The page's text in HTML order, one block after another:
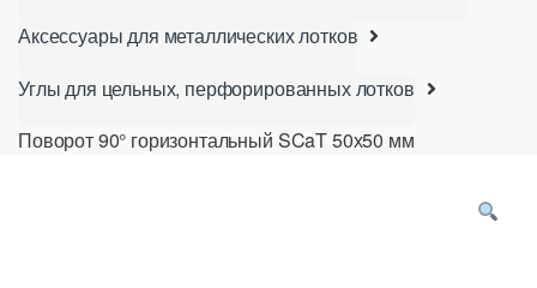
Аксессуары для металлических лотков
Углы для цельных, перфорированных лотков
Поворот 90° горизонтальный SCaT 50х50 мм